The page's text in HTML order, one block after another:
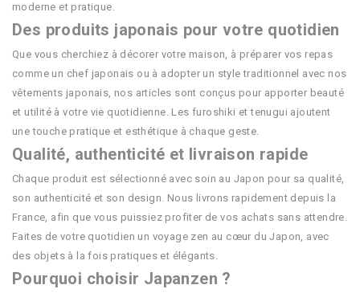
moderne et pratique.
Des produits japonais pour votre quotidien
Que vous cherchiez à décorer votre maison, à préparer vos repas
comme un chef japonais ou à adopter un style traditionnel avec nos
vêtements japonais, nos articles sont conçus pour apporter beauté
et utilité à votre vie quotidienne. Les furoshiki et tenugui ajoutent
une touche pratique et esthétique à chaque geste.
Qualité, authenticité et livraison rapide
Chaque produit est sélectionné avec soin au Japon pour sa qualité,
son authenticité et son design. Nous livrons rapidement depuis la
France, afin que vous puissiez profiter de vos achats sans attendre.
Faites de votre quotidien un voyage zen au cœur du Japon, avec
des objets à la fois pratiques et élégants.
Pourquoi choisir Japanzen ?